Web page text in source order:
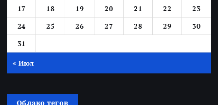
17
18 19 20 21 22
23
24
25 26 27 28 29
30
31
« Июл
Облако тегов